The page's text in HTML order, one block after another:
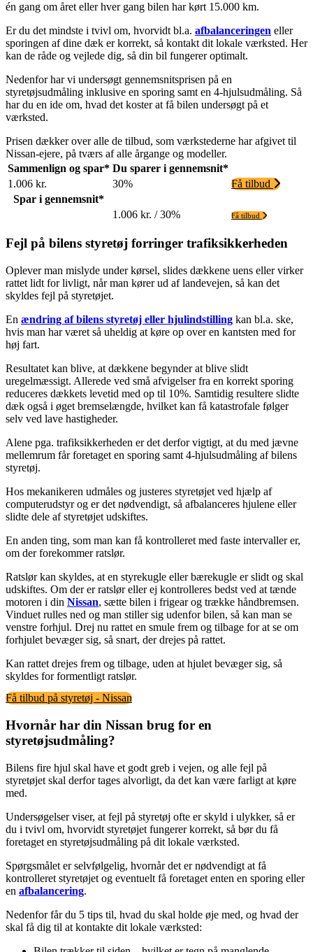
én gang om året eller hver gang bilen har kørt 15.000 km.
Er du det mindste i tvivl om, hvorvidt bl.a. afbalanceringen eller
sporingen af dine dæk er korrekt, så kontakt dit lokale værksted. Her
kan de råde og vejlede dig, så din bil fungerer optimalt.
Nedenfor har vi undersøgt gennemsnitsprisen på en
styretøjsudmåling inklusive en sporing samt en 4-hjulsudmåling. Så
har du en ide om, hvad det koster at få bilen undersøgt på et
værksted.
Prisen dækker over alle de tilbud, som værkstederne har afgivet til
Nissan-ejere, på tværs af alle årgange og modeller.
Sammenlign og spar* Du sparer i gennemsnit*
1.006 kr.
30%
Få tilbud
Spar i gennemsnit*
1.006 kr. / 30%
Få tilbud
Fejl på bilens styretøj forringer trafiksikkerheden
Oplever man mislyde under kørsel, slides dækkene uens eller virker
rattet lidt for livligt, når man kører ud af landevejen, så kan det
skyldes fejl på styretøjet.
En ændring af bilens styretøj eller hjulindstilling kan bl.a. ske,
hvis man har været så uheldig at køre op over en kantsten med for
høj fart.
Resultatet kan blive, at dækkene begynder at blive slidt
uregelmæssigt. Allerede ved små afvigelser fra en korrekt sporing
reduceres dækkets levetid med op til 10%. Samtidig resultere slidte
dæk også i øget bremselængde, hvilket kan få katastrofale følger
selv ved lave hastigheder.
Alene pga. trafiksikkerheden er det derfor vigtigt, at du med jævne
mellemrum får foretaget en sporing samt 4-hjulsudmåling af bilens
styretøj.
Hos mekanikeren udmåles og justeres styretøjet ved hjælp af
computerudstyr og er det nødvendigt, så afbalanceres hjulene eller
slidte dele af styretøjet udskiftes.
En anden ting, som man kan få kontrolleret med faste intervaller er,
om der forekommer ratslør.
Ratslør kan skyldes, at en styrekugle eller bærekugle er slidt og skal
udskiftes. Om der er ratslør eller ej kontrolleres bedst ved at tænde
motoren i din Nissan, sætte bilen i frigear og trække håndbremsen.
Vinduet rulles ned og man stiller sig udenfor bilen, så kan man se
venstre forhjul. Drej nu rattet en smule frem og tilbage for at se om
forhjulet bevæger sig, så snart, der drejes på rattet.
Kan rattet drejes frem og tilbage, uden at hjulet bevæger sig, så
skyldes for formentligt ratslør.
Få tilbud på styretøj - Nissan
Hvornår har din Nissan brug for en
styretøjsudmåling?
Bilens fire hjul skal have et godt greb i vejen, og alle fejl på
styretøjet skal derfor tages alvorligt, da det kan være farligt at køre
med.
Undersøgelser viser, at fejl på styretøj ofte er skyld i ulykker, så er
du i tvivl om, hvorvidt styretøjet fungerer korrekt, så bør du få
foretaget en styretøjsudmåling på dit lokale værksted.
Spørgsmålet er selvfølgelig, hvornår det er nødvendigt at få
kontrolleret styretøjet og eventuelt få foretaget enten en sporing eller
en afbalancering.
Nedenfor får du 5 tips til, hvad du skal holde øje med, og hvad der
skal få dig til at kontakte dit lokale værksted: